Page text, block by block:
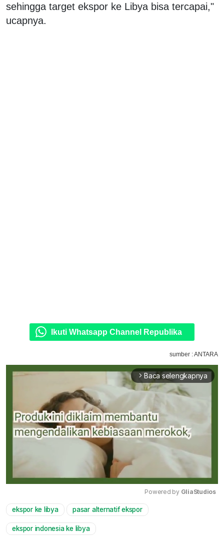
sehingga target ekspor ke Libya bisa tercapai,"
ucapnya.
Ikuti Whatsapp Channel Republika
sumber : ANTARA
arrow_forward_ios Baca selengkapnya
Powered by GliaStudios
ekspor ke libya pasar alternatif ekspor
ekspor indonesia ke libya